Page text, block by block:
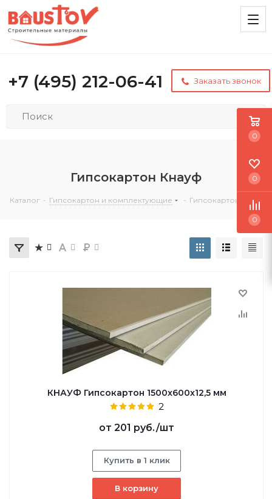
+7 (495) 212-06-41 Заказать звонок
Гипсокартон Кнауф
Каталог - Гипсокартон и комплектующие - Гипсокартон Knauf
КНАУФ Гипсокартон 1500x600x12,5 мм
2
от 201 руб./шт
Купить в 1 клик
В корзину
0
0
0